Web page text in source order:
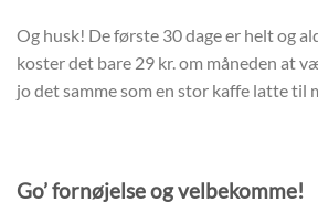
Og husk! De første 30 dage er helt og
koster det bare 29 kr. om måneden at
jo det samme som en stor kaffe latte til
Go’ fornøjelse og velbekomme!